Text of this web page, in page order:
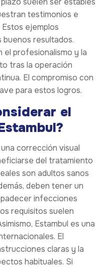
testimonios e
ejemplos
buenos resultados.
el profesionalismo y la
tras la operación
El compromiso con
para estos logros.
el
corrección visual
del tratamiento
son adultos sanos
deben tener un
infecciones
requisitos suelen
Estambul es una
El
claras y la
habituales. Si